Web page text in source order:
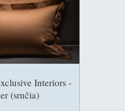
Interiors -
(srnčia)